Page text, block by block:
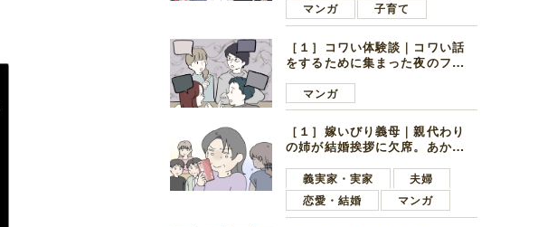
マンガ
子育て
［１］コワい体験談｜コワい話
をするために集まった夜のファ
好きの男の子ママ
マンガ
［１］嫁いびり義母｜親代わり
の姉が結婚挨拶に欠席。あから
義実家・実家
夫婦
恋愛・結婚
マンガ